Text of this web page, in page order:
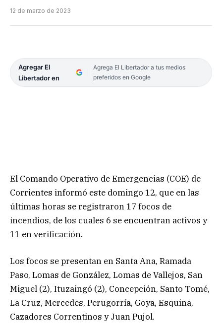
12 de marzo de 2023
Agregar El
Libertador en
Agrega El Libertador a tus medios
preferidos en Google
El Comando Operativo de Emergencias (COE) de
Corrientes informó este domingo 12, que en las
últimas horas se registraron 17 focos de
incendios, de los cuales 6 se encuentran activos y
11 en verificación.
Los focos se presentan en Santa Ana, Ramada
Paso, Lomas de González, Lomas de Vallejos, San
Miguel (2), Ituzaingó (2), Concepción, Santo Tomé,
La Cruz, Mercedes, Perugorría, Goya, Esquina,
Cazadores Correntinos y Juan Pujol.